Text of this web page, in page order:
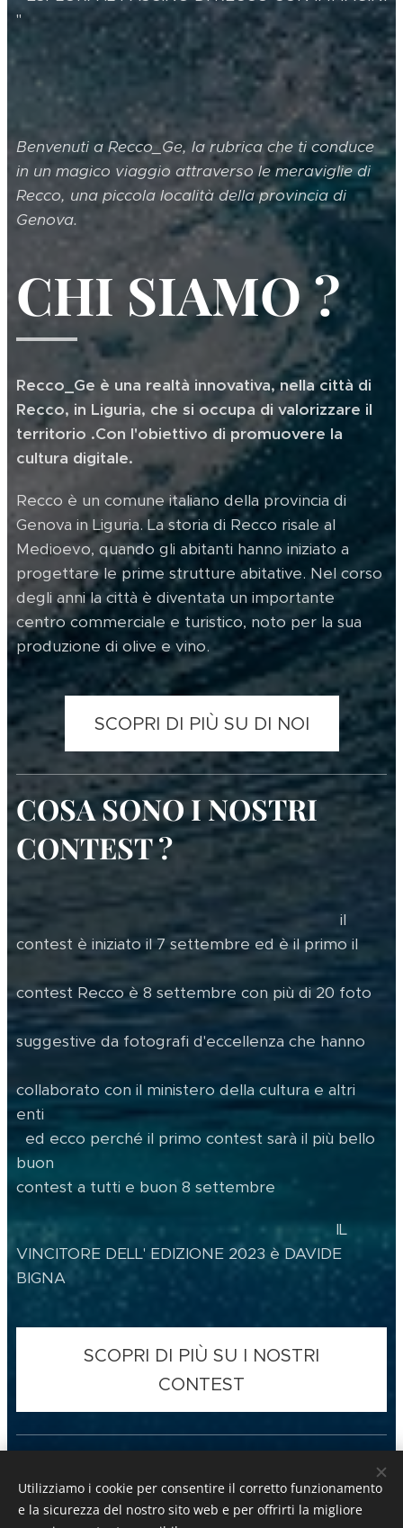
"
Benvenuti a Recco_Ge, la rubrica che ti conduce
in un magico viaggio attraverso le meraviglie di
Recco, una piccola località della provincia di
Genova.
CHI SIAMO ?
Recco_Ge è una realtà innovativa, nella città di
Recco, in Liguria, che si occupa di valorizzare il
territorio .Con l'obiettivo di promuovere la
cultura digitale.
Recco è un comune italiano della provincia di
Genova in Liguria. La storia di Recco risale al
Medioevo, quando gli abitanti hanno iniziato a
progettare le prime strutture abitative. Nel corso
degli anni la città è diventata un importante
centro commerciale e turistico, noto per la sua
produzione di olive e vino.
SCOPRI DI PIÙ SU DI NOI
COSA SONO I NOSTRI
CONTEST ?
il
contest è iniziato il 7 settembre ed è il primo il
contest Recco è 8 settembre con più di 20 foto
suggestive da fotografi d'eccellenza che hanno
collaborato con il ministero della cultura e altri
enti
ed ecco perché il primo contest sarà il più bello
buon
contest a tutti e buon 8 settembre
IL
VINCITORE DELL' EDIZIONE 2023 è DAVIDE
BIGNA
SCOPRI DI PIÙ SU I NOSTRI
CONTEST
Utilizziamo i cookie per consentire il corretto funzionamento
e la sicurezza del nostro sito web e per offrirti la migliore